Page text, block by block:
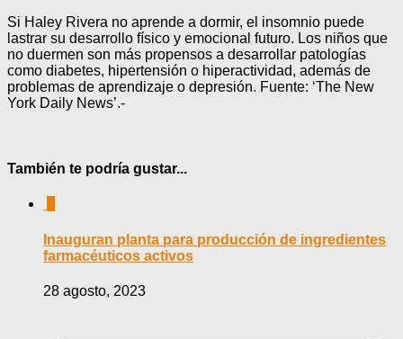
Si Haley Rivera no aprende a dormir, el insomnio puede
lastrar su desarrollo físico y emocional futuro. Los niños que
no duermen son más propensos a desarrollar patologías
como diabetes, hipertensión o hiperactividad, además de
problemas de aprendizaje o depresión. Fuente: ‘The New
York Daily News’.-
También te podría gustar...
Inauguran planta para producción de ingredientes
farmacéuticos activos
28 agosto, 2023